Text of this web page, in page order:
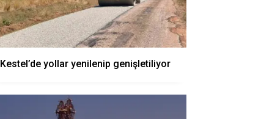
Kestel’de yollar yenilenip genişletiliyor